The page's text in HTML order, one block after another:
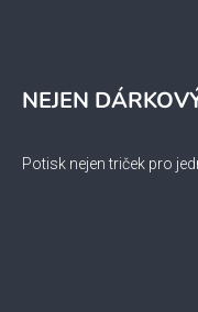
NEJEN
Potisk nejen triček pro